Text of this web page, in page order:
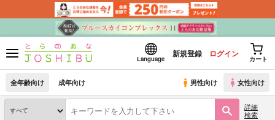
Language
新規登録 ログイン
カート
全年齢向け 成年向け 男性向け 女性向け
詳細
検索